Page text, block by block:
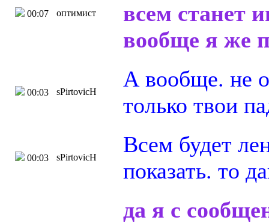
00:07 оптимист
всем станет
вообще я же
00:03 sPirtovicH
А вообще. не
только твои
00:03 sPirtovicH
Всем будет
показать. то
да я с